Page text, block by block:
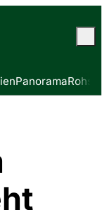
Panorama